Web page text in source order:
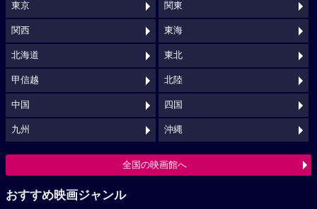
東京 関東
関西 東海
北海道 東北
甲信越 北陸
中国 四国
九州 沖縄
全国の映画館へ
おすすめ映画ジャンル